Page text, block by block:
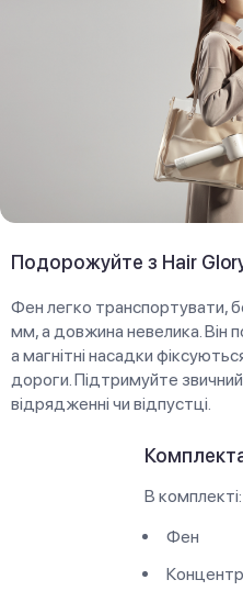
Подорожуйте з Hair
Фен легко транспортувати,
мм, а довжина невелика. Він
а магнітні насадки
дороги. Підтримуйте
відрядженні чи відпустці.
В комплекті:
Фен